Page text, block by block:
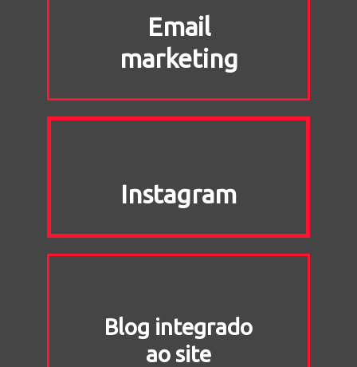
Email
marketing
Instagram
Blog integrado
ao site